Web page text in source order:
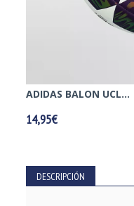
ADIDAS BALON UCL...
14,95€
DESCRIPCIÓN